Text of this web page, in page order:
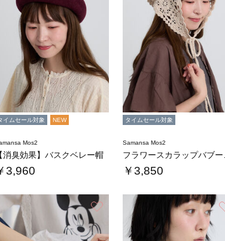
イムセール対象 NEW
Mos2
【消臭効果】バスクベレー帽
3,960
タイムセール対象
Samansa Mos2
￥3,850
お気に入り